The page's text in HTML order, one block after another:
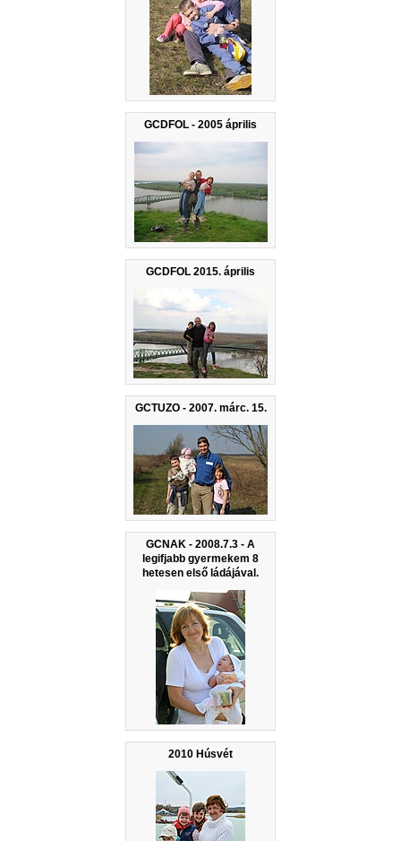
GCDFOL - 2005 április
GCDFOL 2015. április
GCTUZO - 2007. márc. 15.
GCNAK - 2008.7.3 - A
legifjabb gyermekem 8
hetesen első ládájával.
2010 Húsvét